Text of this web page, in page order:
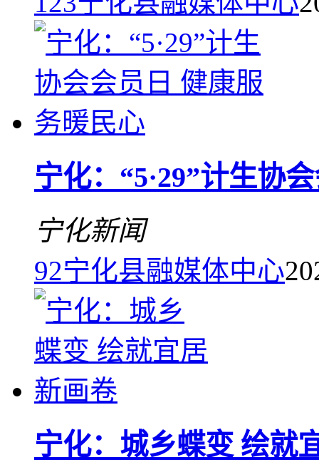
宁化：“5·29”计生协
宁化新闻
92宁化县融媒体中心
宁化：城乡蝶变 绘就